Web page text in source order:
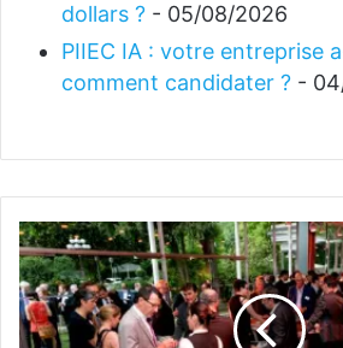
dollars ? - 05/08/2026
PIIEC IA : votre entreprise
comment candidater ? -